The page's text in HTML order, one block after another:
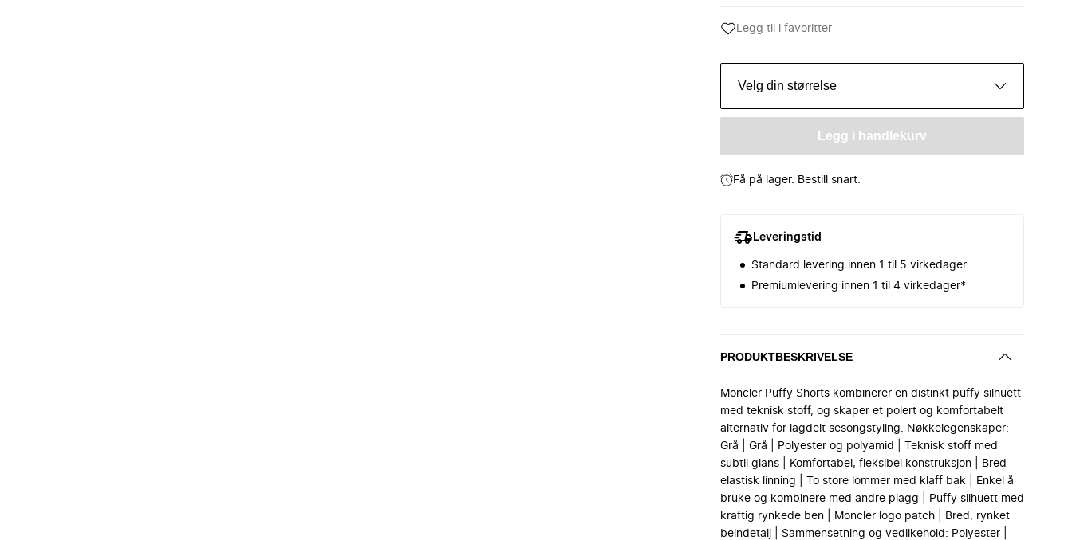
Legg til i favoritter
Velg din størrelse
Legg i handlekurv
Få på lager. Bestill snart.
Leveringstid
Standard levering innen 1 til 5 virkedager
Premiumlevering innen 1 til 4 virkedager*
PRODUKTBESKRIVELSE
Moncler Puffy Shorts kombinerer en distinkt puffy silhuett
med teknisk stoff, og skaper et polert og komfortabelt
alternativ for lagdelt sesongstyling. Nøkkelegenskaper:
Grå | Grå | Polyester og polyamid | Teknisk stoff med
subtil glans | Komfortabel, fleksibel konstruksjon | Bred
elastisk linning | To store lommer med klaff bak | Enkel å
bruke og kombinere med andre plagg | Puffy silhuett med
kraftig rynkede ben | Moncler logo patch | Bred, rynket
beindetalj | Sammensetning og vedlikehold: Polyester |